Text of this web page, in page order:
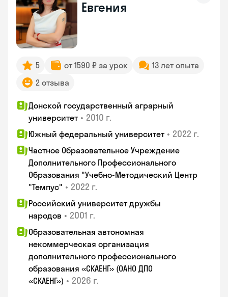
Евгения
5 от 1590 ₽ за урок
13 лет опыта
2 отзыва
Донской государственный аграрный
университет • 2010 г.
Южный федеральный университет • 2022 г.
Частное Образовательное Учреждение
Дополнительного Профессионального
Образования "Учебно-Методический Центр
"Темпус" • 2022 г.
Российский университет дружбы
народов • 2001 г.
Образовательная автономная
некоммерческая организация
дополнительного профессионального
образования «СКАЕНГ» (ОАНО ДПО
«СКАЕНГ») • 2026 г.